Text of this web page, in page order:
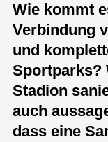
Wie kommt
Verbindung
und
Sportparks?
Stadion
auch
dass eine